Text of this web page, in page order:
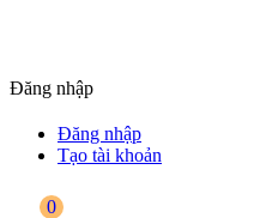
Đăng nhập
Đăng nhập
Tạo tài khoản
0